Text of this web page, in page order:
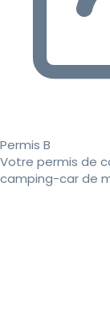
Permis B
Votre permis de
camping-car de